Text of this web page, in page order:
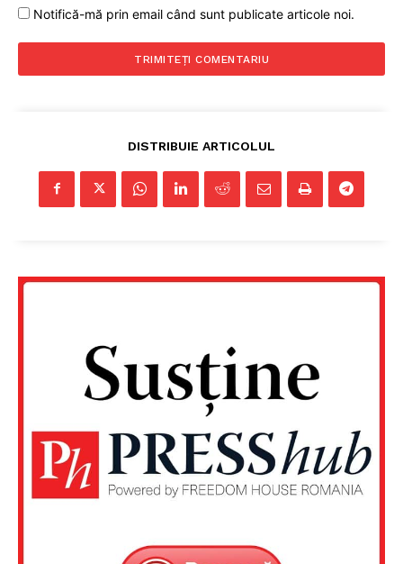
Notifică-mă prin email când sunt publicate articole noi.
DISTRIBUIE ARTICOLUL